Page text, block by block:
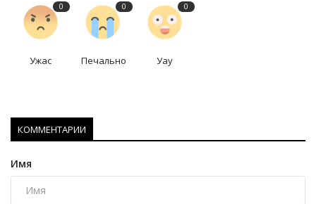
0
Ужас
0
Печально
0
Уау
КОММЕНТАРИИ
Имя